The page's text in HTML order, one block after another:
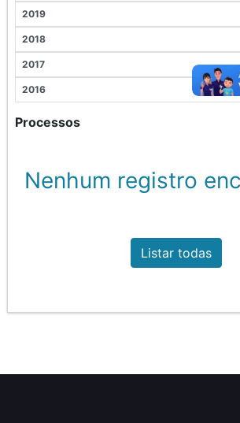
2019
2018
2017
2016
Processos
Nenhum registro
Listar todas